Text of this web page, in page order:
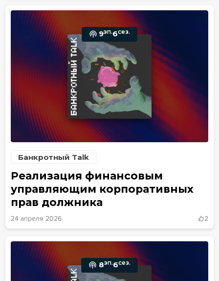
9эп.6сез.
Банкротный Talk
Реализация финансовым
управляющим корпоративных
прав должника
24 апреля 2026 2
8эп.6сез.